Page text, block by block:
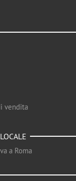
vendita
a Roma